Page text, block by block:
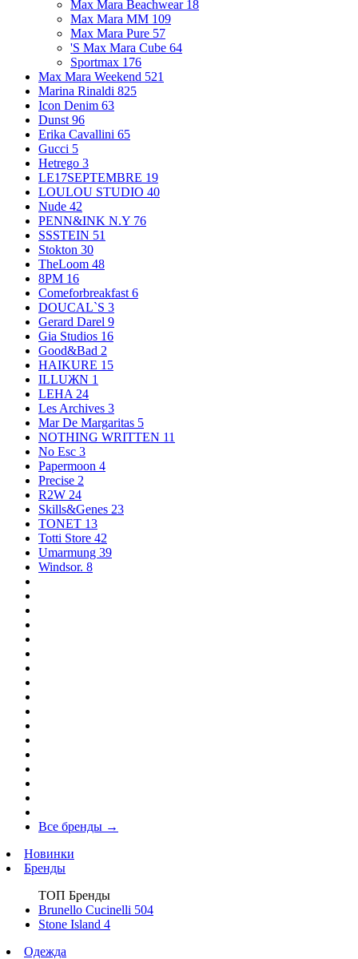
Max Mara Beachwear 18
Max Mara MM 109
Max Mara Pure 57
'S Max Mara Cube 64
Sportmax 176
Max Mara Weekend 521
Marina Rinaldi 825
Icon Denim 63
Dunst 96
Erika Cavallini 65
Gucci 5
Hetrego 3
LE17SEPTEMBRE 19
LOULOU STUDIO 40
Nude 42
PENN&INK N.Y 76
SSSTEIN 51
Stokton 30
TheLoom 48
8PM 16
Comeforbreakfast 6
DOUCAL`S 3
Gerard Darel 9
Gia Studios 16
Good&Bad 2
HAIKURE 15
ILLUЖN 1
LEHA 24
Les Archives 3
Mar De Margaritas 5
NOTHING WRITTEN 11
No Esc 3
Papermoon 4
Precise 2
R2W 24
Skills&Genes 23
TONET 13
Totti Store 42
Umarmung 39
Windsor. 8
Все бренды →
Новинки
Бренды
ТОП Бренды
Brunello Cucinelli 504
Stone Island 4
Одежда